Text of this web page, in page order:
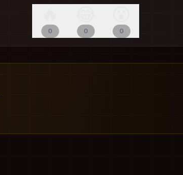
0 0 0